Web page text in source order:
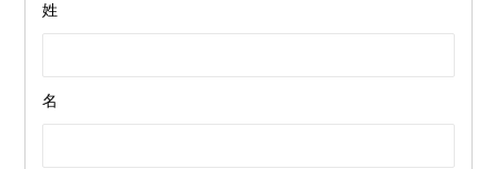
姓
名